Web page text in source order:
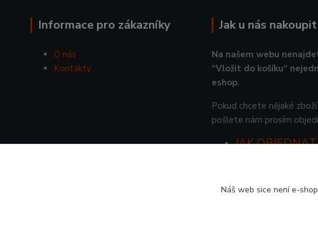
Informace pro zákazníky
O nás
Kontakty
Jak u nás
Na našem webu
“Vložit do košíku“
eshop.
Pokud chcete nějaké
pošlete nám prosím
JAK OBJEDNAT
Náš web sice není e-